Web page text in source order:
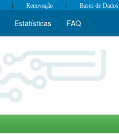
| Renovação | Bases de Dados
Estatísticas FAQ